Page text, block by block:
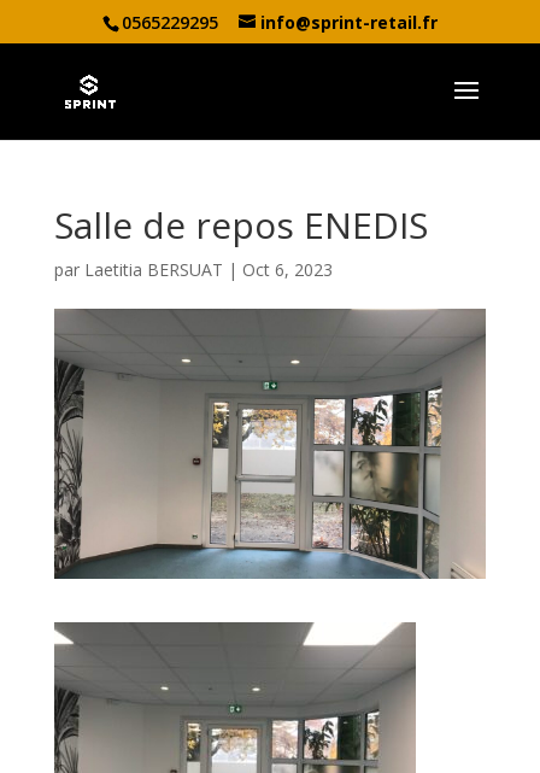
0565229295 info@sprint-retail.fr
Salle de repos ENEDIS
par Laetitia BERSUAT | Oct 6, 2023